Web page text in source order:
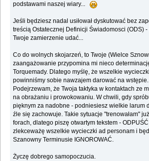
podstawami naszej wiary...
Jeśli będziesz nadal usiłował dyskutować bez
treścią Ostatecznej Definicji Świadomosci (ODS)
Twoje zamierzenie udać...
Co do wolnych skojarzeń, to Twoje (Wielce
zaangażowanie przypomina mi nieco
Torquemady. Dlatego myślę, że wszelkie
powinniśmy sobie nawzajem darować na wstępie.
Podejrzewam, że Twoja taktyka w kontaktach ze
na obrażaniu i prowokowaniu. W chwili, gdy
pięknym za nadobne - podniesiesz wielkie larum
źle się zachowuje. Takie sytuacje "trenowałam"
forach, dlatego piszę otwartym tekstem -
zlekceważę wszelkie wycieczki ad personam i
Szanowny Terminusie IGNOROWAĆ.
Życzę dobrego samopoczucia.